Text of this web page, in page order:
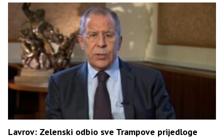
Lavrov: Zelenski odbio sve Trampove prijedloge